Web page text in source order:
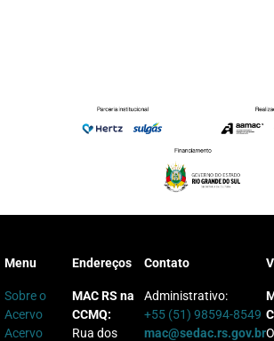
Menu
Sobre o
Acervo
Acervo
Endereços
MAC RS na
CCMQ:
Rua dos
Contato
Administrativo:
+55 (51) 98594-8549
mac@sedac.rs.gov.br